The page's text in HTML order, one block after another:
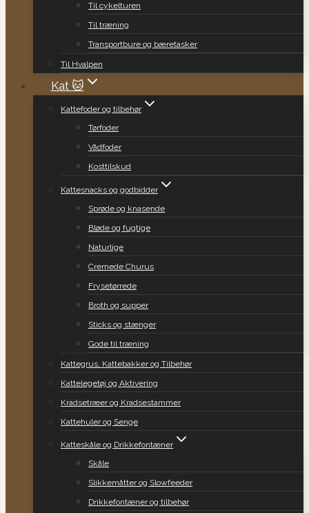
Til cykelturen
Til træning
Transportbure og bæretasker
Til Hvalpen
Kat 🐱
Kattefoder og tilbehør
Tørfoder
Vådfoder
Kosttilskud
Kattesnacks og godbidder
Sprøde og knasende
Bløde og fugtige
Naturlige
Cremede Churus
Frysetørrede
Broth og supper
Sticks og stænger
Gode til træning
Kattegrus, Kattebakker og Tilbehør
Kattelegetøj og Aktivering
Kradsetræer og Kradsestammer
Kattehuler og Senge
Katteskåle og Drikkefontæner
Skåle
Slikkemåtter og Slowfeeder
Drikkefontæner og tilbehør